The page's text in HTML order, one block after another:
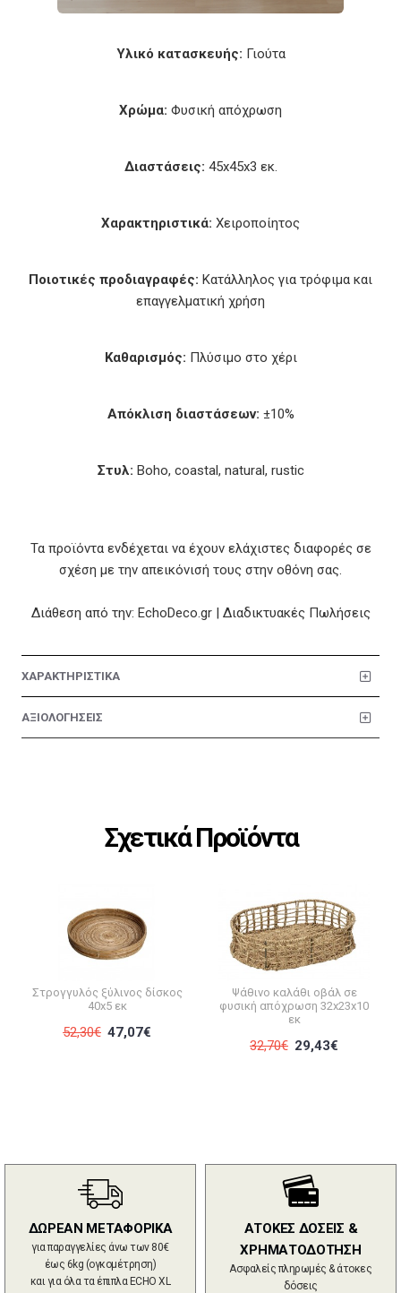
Υλικό κατασκευής: Γιούτα
Χρώμα: Φυσική απόχρωση
Διαστάσεις: 45x45x3 εκ.
Χαρακτηριστικά: Χειροποίητος
Ποιοτικές προδιαγραφές: Κατάλληλος για τρόφιμα και
επαγγελματική χρήση
Καθαρισμός: Πλύσιμο στο χέρι
Απόκλιση διαστάσεων: ±10%
Στυλ: Boho, coastal, natural, rustic
Τα προϊόντα ενδέχεται να έχουν ελάχιστες διαφορές σε
σχέση με την απεικόνισή τους στην οθόνη σας.
Διάθεση από την: EchoDeco.gr | Διαδικτυακές Πωλήσεις
ΧΑΡΑΚΤΗΡΙΣΤΙΚΑ
ΑΞΙΟΛΟΓΗΣΕΙΣ
Σχετικά Προϊόντα
Στρογγυλός ξύλινος δίσκος
40x5 εκ
52,30€ 47,07€
Ψάθινο καλάθι οβάλ σε
φυσική απόχρωση 32x23x10
εκ
32,70€ 29,43€
ΔΩΡΕΑΝ ΜΕΤΑΦΟΡΙΚΑ
για παραγγελίες άνω των 80€
έως 6kg (ογκομέτρηση)
και για όλα τα έπιπλα ECHO XL
ΑΤΟΚΕΣ ΔΟΣΕΙΣ &
ΧΡΗΜΑΤΟΔΟΤΗΣΗ
Ασφαλείς πληρωμές & άτοκες
δόσεις